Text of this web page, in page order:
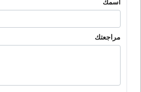
اسمك
مراجعتك